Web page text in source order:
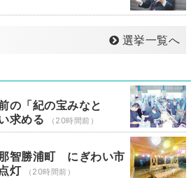
選挙一覧へ
の「紀の宝みなと
求める
（20時間前）
智勝浦町 にぎわい市
灯
（20時間前）